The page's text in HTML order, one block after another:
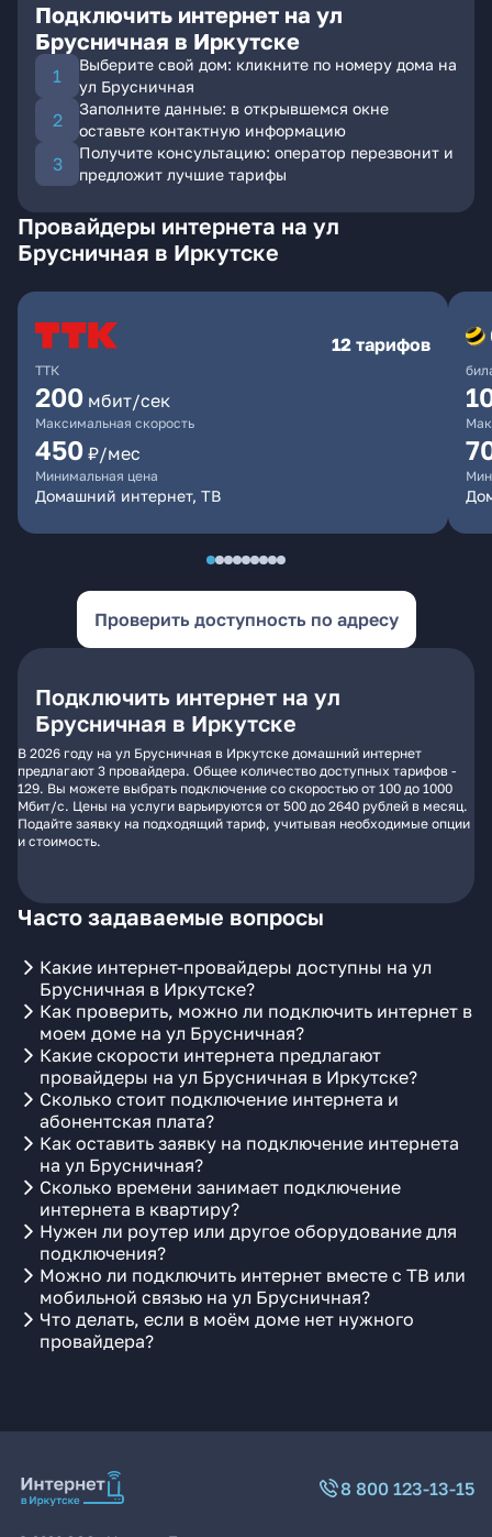
Подключить интернет на ул
Брусничная в Иркутске
Выберите свой дом: кликните по номеру дома на
ул Брусничная
Заполните данные: в открывшемся окне
оставьте контактную информацию
Получите консультацию: оператор перезвонит и
предложит лучшие тарифы
Провайдеры интернета на ул
Брусничная в Иркутске
ТТК
12 тарифов
200 мбит/сек
Максимальная скорость
450 ₽/мес
Минимальная цена
Домашний интернет, ТВ
Проверить доступность по адресу
Подключить интернет на ул
Брусничная в Иркутске
В 2026 году на ул Брусничная в Иркутске домашний интернет
предлагают 3 провайдера. Общее количество доступных тарифов -
129. Вы можете выбрать подключение со скоростью от 100 до 1000
Мбит/с. Цены на услуги варьируются от 500 до 2640 рублей в месяц.
Подайте заявку на подходящий тариф, учитывая необходимые опции
и стоимость.
Часто задаваемые вопросы
Какие интернет-провайдеры доступны на ул
Брусничная в Иркутске?
Как проверить, можно ли подключить интернет в
моем доме на ул Брусничная?
Какие скорости интернета предлагают
провайдеры на ул Брусничная в Иркутске?
Сколько стоит подключение интернета и
абонентская плата?
Как оставить заявку на подключение интернета
на ул Брусничная?
Сколько времени занимает подключение
интернета в квартиру?
Нужен ли роутер или другое оборудование для
подключения?
Можно ли подключить интернет вместе с ТВ или
мобильной связью на ул Брусничная?
Что делать, если в моём доме нет нужного
провайдера?
8 800 123-13-15